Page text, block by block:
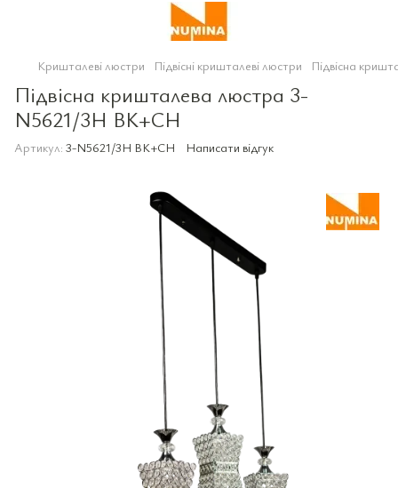
Кришталеві люстри Підвісні кришталеві люстри Підвісна
Підвісна кришталева люстра 3-
N5621/3H BK+CH
Артикул: 3-N5621/3H BK+CH Написати відгук